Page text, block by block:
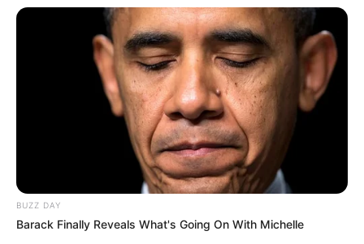
Langka Banget! 10 Pose Lucu
Katak yang Bikin Ketawa
Ambyar! 10 Kalimat Baper
Pakai Bahasa Jawa Ini Bikin
Galau Abis
BUZZ DAY
Barack Finally Reveals What's Going On With Michelle